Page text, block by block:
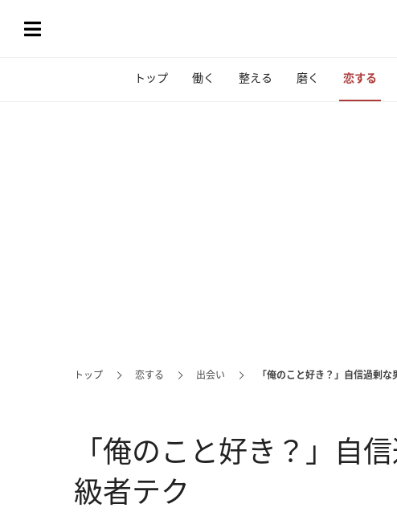
トップ 働く 整える 磨く 恋する
トップ 恋する 出会い 「俺のこと好き？」自信過剰
「俺のこと好き？」自
級者テク